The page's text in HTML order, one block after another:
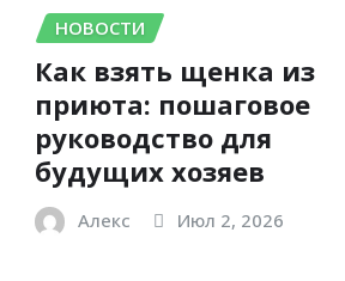
НОВОСТИ
Как взять щенка из
приюта: пошаговое
руководство для
будущих хозяев
Алекс Июл 2, 2026